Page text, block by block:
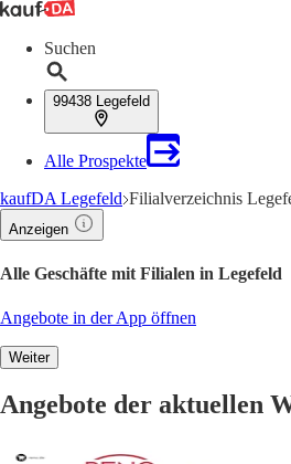
Suchen
99438 Legefeld
Alle Prospekte
kaufDA Legefeld Filialverzeichnis
Anzeigen
Alle Geschäfte mit Filialen in Legefeld
Angebote in der App öffnen
Weiter
Angebote der aktuellen